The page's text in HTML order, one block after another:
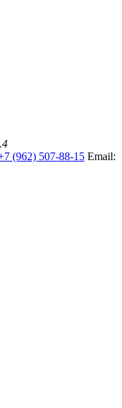
(962) 507-88-15 Email: